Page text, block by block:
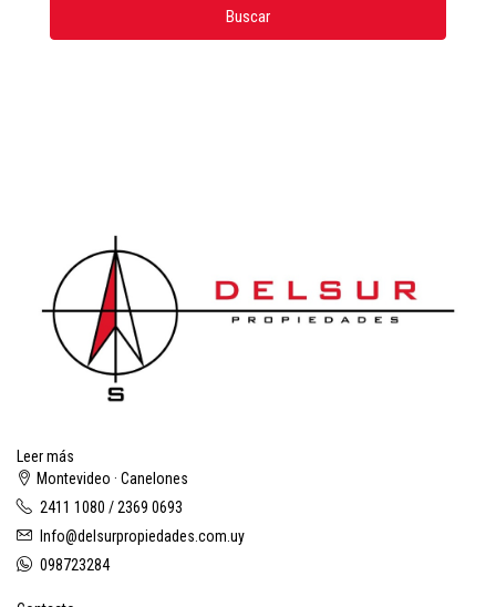
Buscar
Leer más
Montevideo · Canelones
2411 1080 / 2369 0693
Info@delsurpropiedades.com.uy
098723284